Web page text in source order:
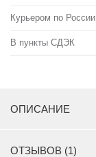
Курьером по России
В пункты СДЭК
ОПИСАНИЕ
ОТЗЫВОВ (1)